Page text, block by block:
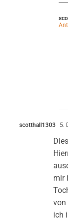
scotthall1303 5.
mir
von
ich